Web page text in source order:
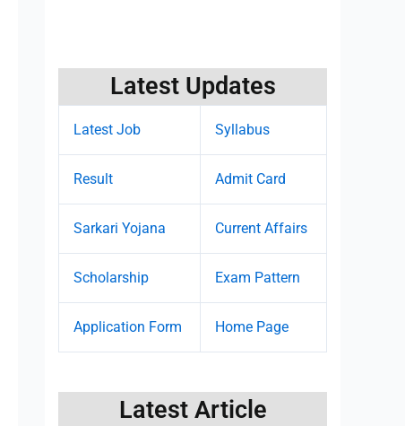
Latest Updates
Latest Job Syllabus
Result Admit Card
Sarkari Yojana Current Affairs
Scholarship Exam Pattern
Application Form Home Page
Latest Article